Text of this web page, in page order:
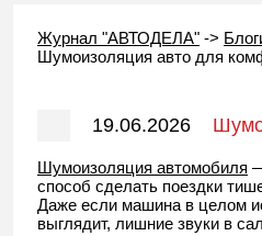
Журнал "АВТОДЕЛА" ->
Шумоизоляция авто для
19.06.2026
для комфорта
Шумоизоляция автомобиля
способ сделать поездки
Даже если машина в целом
выглядит, лишние звуки в